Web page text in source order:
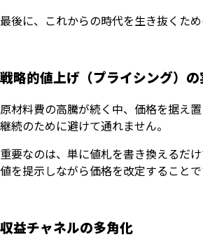
最後に、これからの時代を生き抜くた
戦略的値上げ（プライシング）
原材料費の高騰が続く中、価格を据え
継続のために避けて通れません。
重要なのは、単に値札を書き換えるだ
値を提示しながら価格を改定すること
収益チャネルの多角化